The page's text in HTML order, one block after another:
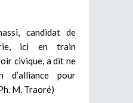
candidat de
ici en train
civique, a dit ne
d’alliance pour
M. Traoré)